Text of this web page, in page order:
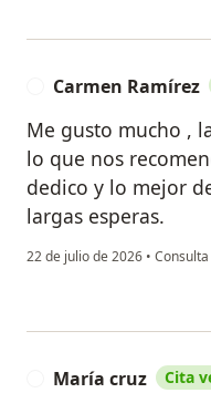
Carmen Ramírez
Me gusto mucho ,
lo que nos
dedico y lo mejor
largas esperas.
22 de julio de 2026 • Consulta
María cruz Cita